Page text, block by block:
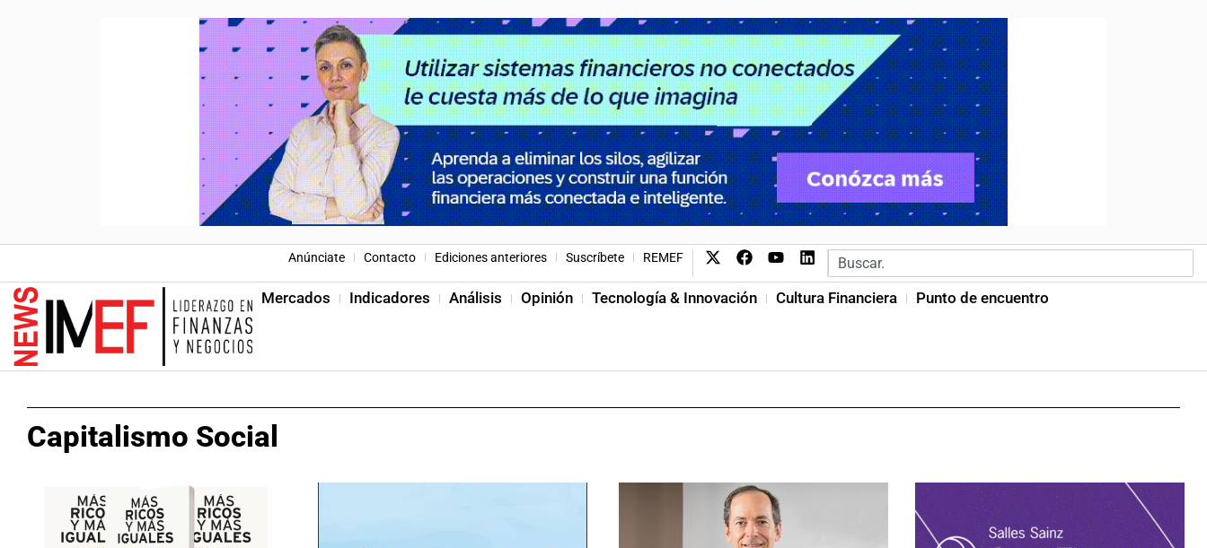
Anúnciate Contacto Ediciones anteriores Suscríbete REMEF
Mercados Indicadores Análisis Opinión Tecnología & Innovación Cultura Financiera Punto de encuentro
Capitalismo Social